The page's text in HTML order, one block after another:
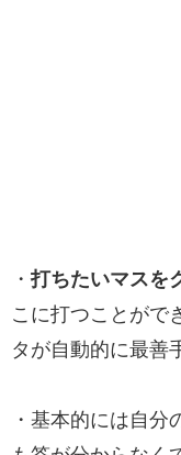
・打ちたいマスを
こに打つことがで
タが自動的に最善
・基本的には自分